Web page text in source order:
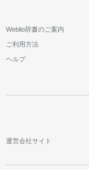
Weblio辞書のご案内
ご利用方法
ヘルプ
運営会社サイト